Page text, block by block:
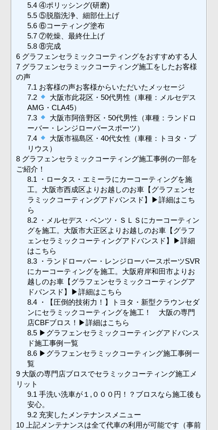
5.4 ④ポリッシング(研磨)
5.5 ⑤脱脂洗浄、細部仕上げ
5.6 ⑥コーティング塗布
5.7 ⑦乾燥、最終仕上げ
5.8 ⑧完成
6 グラフェンセラミックコーティングをおすすめする人
7 グラフェンセラミックコーティング施工をしたお客様
の声
7.1 お客様の声お客様からいただいたメッセージ
7.2
大阪市此花区・50代男性（車種：メルセデス
AMG・CLA45）
7.3
大阪市阿倍野区・50代男性（車種：ランドロ
ーバー・レンジローバースポーツ）
7.4
大阪市福島区・40代女性（車種：トヨタ・プ
リウス）
8 グラフェンセラミックコーティング施工事例の一部を
ご紹介！
8.1 ・ロータス・エミーラにカーコーティングを施
工。大阪市西成区よりお越しのお車【グラフェンセ
ラミックコーティングアドバンスド】▶︎詳細はこち
ら
8.2 ・メルセデス・ベンツ・ＳＬＳにカーコーティン
グを施工。大阪市大正区よりお越しのお車【グラフ
ェンセラミックコーティングアドバンスド】▶︎詳細
はこちら
8.3 ・ランドローバー・レンジローバースポーツSVR
にカーコーティングを施工。大阪府岸和田市よりお
越しのお車【グラフェンセラミックコーティングア
ドバンスド】▶︎詳細はこちら
8.4 ・【圧倒的技術力！】トヨタ・新型クラウンセダ
ンにセラミックコーティングを施工！ 大阪の専門
店CBFブロス！▶︎詳細はこちら
8.5 ▶︎グラフェンセラミックコーティングアドバンス
ド施工事例一覧
8.6 ▶︎グラフェンセラミックコーティング施工事例一
覧
9 大阪の専門店ブロスでセラミックコーティング施工メ
リット
9.1 手洗い洗車が１,０００円！？ブロスなら施工後も
安心。
9.2 充実したメンテナンスメニュー
10 上記メンテナンスは全て代車の利用が可能です（事前